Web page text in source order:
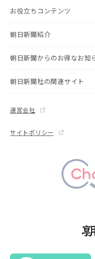
お役立ちコンテンツ
朝日新聞紹介
朝日新聞からのお得なお知
朝日新聞社の関連サイト
運営会社
サイトポリシー